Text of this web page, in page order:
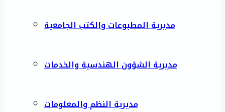
مديرية المطبوعات والكتب الجامعية
مديرية الشؤون الهندسية والخدمات
مديرية النظم والمعلومات